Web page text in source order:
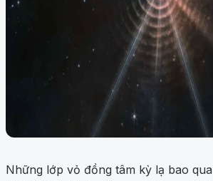
Những lớp vỏ đồng tâm kỳ lạ bao